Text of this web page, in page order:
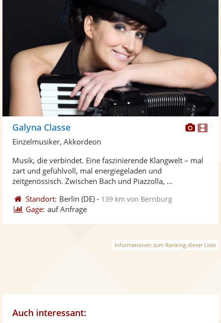
Fotos
Galyna Classe
Einzelmusiker, Akkordeon
Musik, die verbindet. Eine faszinierende Klangwelt – mal
zart und gefühlvoll, mal energiegeladen und
zeitgenössisch. Zwischen Bach und Piazzolla, ...
Standort: Berlin (DE) - 139 km von Bernburg
Gage: auf Anfrage
Informationen zum Ranking dieser Liste
Auch interessant: